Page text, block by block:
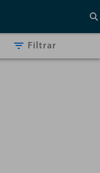
Filtrar